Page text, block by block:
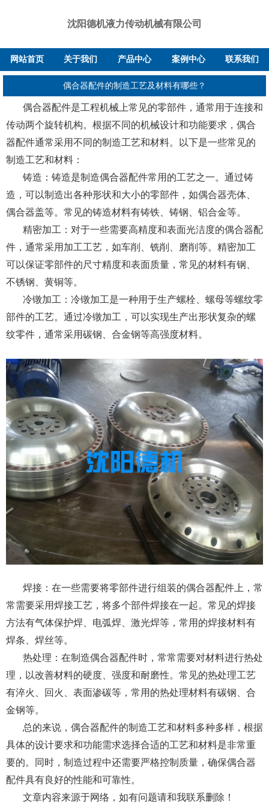
沈阳德机液力传动机械有限公司
网站首页 关于我们 产品中心 案例中心 联系我们
偶合器配件的制造工艺及材料有哪些？
偶合器配件是工程机械上常见的零部件，通常用于连接和
传动两个旋转机构。根据不同的机械设计和功能要求，偶合
器配件通常采用不同的制造工艺和材料。以下是一些常见的
制造工艺和材料：
铸造：铸造是制造偶合器配件常用的工艺之一。通过铸
造，可以制造出各种形状和大小的零部件，如偶合器壳体、
偶合器盖等。常见的铸造材料有铸铁、铸钢、铝合金等。
精密加工：对于一些需要高精度和表面光洁度的偶合器配
件，通常采用加工工艺，如车削、铣削、磨削等。精密加工
可以保证零部件的尺寸精度和表面质量，常见的材料有钢、
不锈钢、黄铜等。
冷镦加工：冷镦加工是一种用于生产螺栓、螺母等螺纹零
部件的工艺。通过冷镦加工，可以实现生产出形状复杂的螺
纹零件，通常采用碳钢、合金钢等高强度材料。
焊接：在一些需要将零部件进行组装的偶合器配件上，常
常需要采用焊接工艺，将多个部件焊接在一起。常见的焊接
方法有气体保护焊、电弧焊、激光焊等，常用的焊接材料有
焊条、焊丝等。
热处理：在制造偶合器配件时，常常需要对材料进行热处
理，以改善材料的硬度、强度和耐磨性。常见的热处理工艺
有淬火、回火、表面渗碳等，常用的热处理材料有碳钢、合
金钢等。
总的来说，偶合器配件的制造工艺和材料多种多样，根据
具体的设计要求和功能需求选择合适的工艺和材料是非常重
要的。同时，制造过程中还需要严格控制质量，确保偶合器
配件具有良好的性能和可靠性。
文章内容来源于网络，如有问题请和我联系删除！